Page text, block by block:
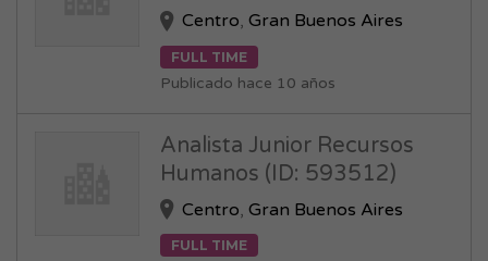
Centro,Gran Buenos Aires
FULL TIME
Publicado hace 10 años
Analista Junior Recursos
Humanos (ID: 593512)
Centro,Gran Buenos Aires
FULL TIME